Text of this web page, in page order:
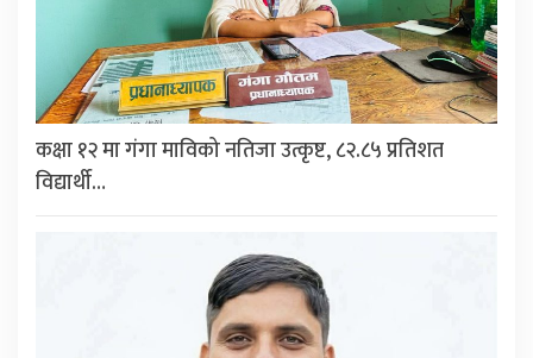
कक्षा १२ मा गंगा माविको नतिजा उत्कृष्ट, ८२.८५ प्रतिशत
विद्यार्थी…